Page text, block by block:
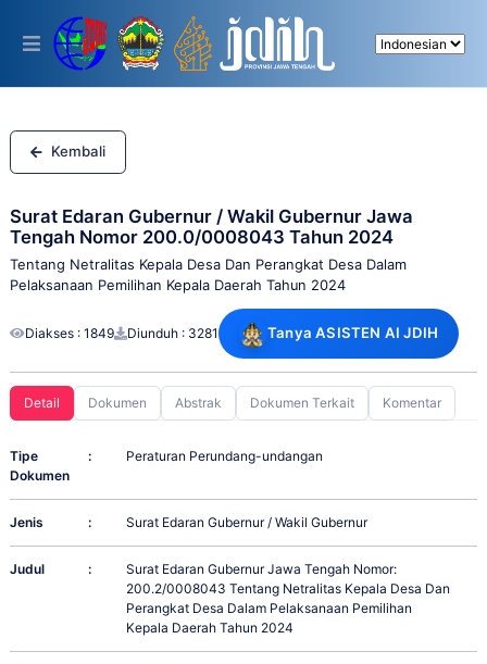
This
includes
accessibility
system.
Kembali
Surat Edaran Gubernur / Wakil Gubernur Jawa
Tengah Nomor 200.0/0008043 Tahun 2024
Tentang Netralitas Kepala Desa Dan Perangkat Desa Dalam
Pelaksanaan Pemilihan Kepala Daerah Tahun 2024
Diakses : 1849 Diunduh : 3281 Tanya ASISTEN AI JDIH
Detail Dokumen Abstrak Dokumen Terkait Komentar
Tipe
Dokumen
: Peraturan Perundang-undangan
Jenis : Surat Edaran Gubernur / Wakil Gubernur
Judul :
Surat Edaran Gubernur Jawa Tengah Nomor:
200.2/0008043 Tentang Netralitas Kepala Desa Dan
Perangkat Desa Dalam Pelaksanaan Pemilihan
Kepala Daerah Tahun 2024